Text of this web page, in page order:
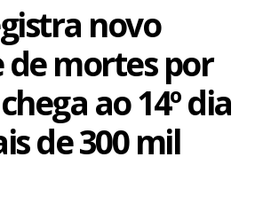
novo
de mortes por
ao 14º dia
de 300 mil